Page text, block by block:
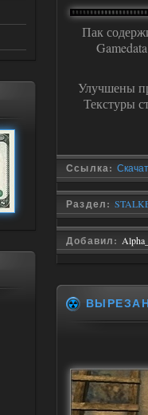
Пак
Улучшены
Текстуры
Ссылка:
Раздел:
Добавил: